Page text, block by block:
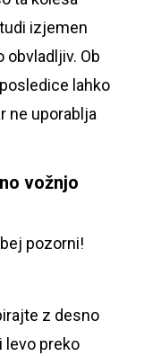
izjemen
obvladljiv. Ob
lahko
ne uporablja
vožnjo
pozorni!
z desno
levo preko